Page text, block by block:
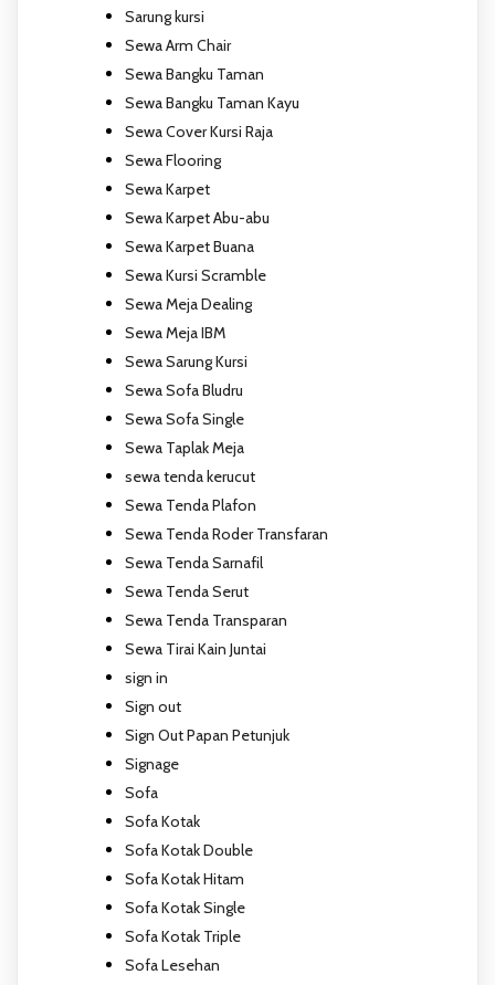
Sarung kursi
Sewa Arm Chair
Sewa Bangku Taman
Sewa Bangku Taman Kayu
Sewa Cover Kursi Raja
Sewa Flooring
Sewa Karpet
Sewa Karpet Abu-abu
Sewa Karpet Buana
Sewa Kursi Scramble
Sewa Meja Dealing
Sewa Meja IBM
Sewa Sarung Kursi
Sewa Sofa Bludru
Sewa Sofa Single
Sewa Taplak Meja
sewa tenda kerucut
Sewa Tenda Plafon
Sewa Tenda Roder Transfaran
Sewa Tenda Sarnafil
Sewa Tenda Serut
Sewa Tenda Transparan
Sewa Tirai Kain Juntai
sign in
Sign out
Sign Out Papan Petunjuk
Signage
Sofa
Sofa Kotak
Sofa Kotak Double
Sofa Kotak Hitam
Sofa Kotak Single
Sofa Kotak Triple
Sofa Lesehan